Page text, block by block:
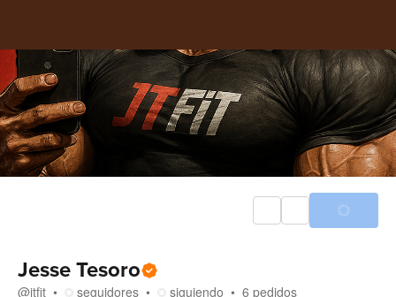
Jesse Tesoro
@jtfit seguidores siguiendo 6 pedidos